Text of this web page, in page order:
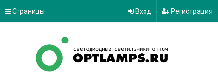
Страницы Вход Регистрация